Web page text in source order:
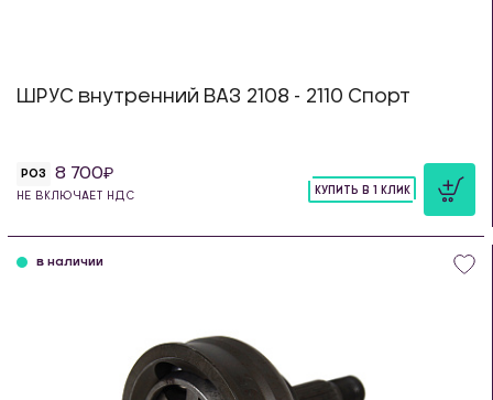
ШРУС внутренний ВАЗ 2108 - 2110 Спорт
РОЗ 8 700
НЕ ВКЛЮЧАЕТ НДС
КУПИТЬ В 1 КЛИК
в наличии